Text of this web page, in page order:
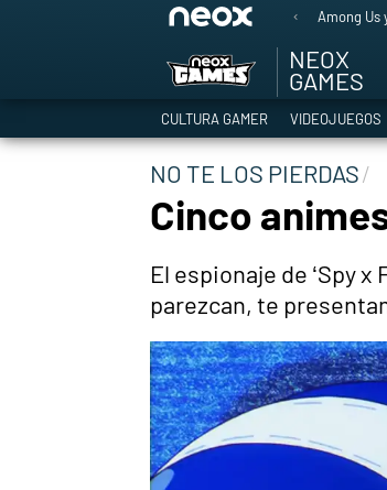
Among Us
NEOX
GAMES
CULTURA GAMER VIDEOJUEGOS
NO TE LOS PIERDAS
Cinco
El espionaje de ‘Spy
parezcan, te